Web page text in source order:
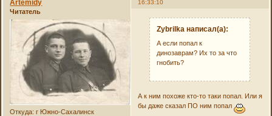
16:33:10
Artemidy
Читатель
Откуда: г Южно-Сахалинск
Zybrilka написал(а):
А если попал к
динозаврам? Их то за что
гнобить?
А к ним похоже кто-то таки попал. Или я
бы даже сказал ПО ним попал